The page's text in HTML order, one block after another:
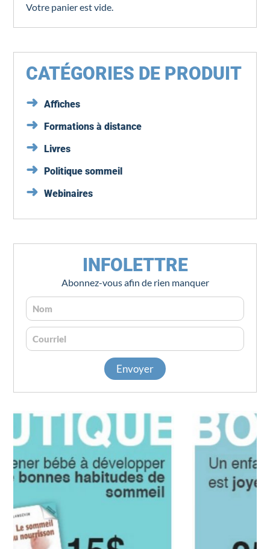
Votre panier est vide.
CATÉGORIES DE PRODUIT
Affiches
Formations à distance
Livres
Politique sommeil
Webinaires
INFOLETTRE
Abonnez-vous afin de rien manquer